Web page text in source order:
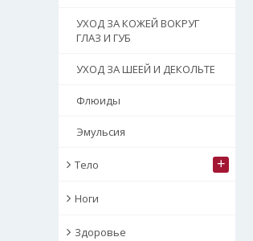
УХОД ЗА КОЖЕЙ ВОКРУГ
ГЛАЗ И ГУБ
УХОД ЗА ШЕЕЙ И ДЕКОЛЬТЕ
Флюиды
Эмульсия
Тело +
Ноги
Здоровье